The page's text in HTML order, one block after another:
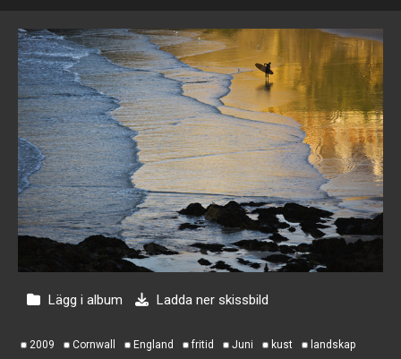
Lägg i album Ladda ner skissbild
2009 Cornwall England fritid Juni kust
landskap